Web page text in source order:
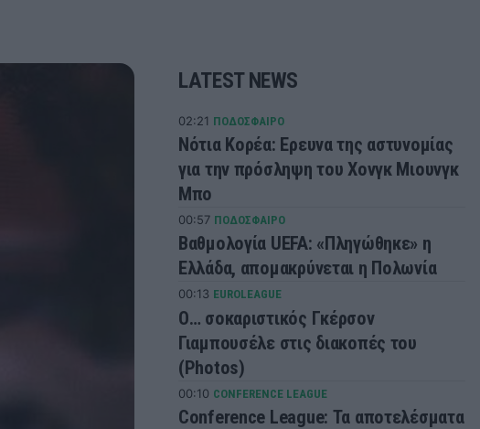
LATEST NEWS
02:21 ΠΟΔΟΣΦΑΙΡΟ
Νότια Κορέα: Ερευνα της αστυνομίας
για την πρόσληψη του Χονγκ Μιουνγκ
Μπo
00:57 ΠΟΔΟΣΦΑΙΡΟ
Βαθμολογία UEFA: «Πληγώθηκε» η
Ελλάδα, απομακρύνεται η Πολωνία
00:13 EUROLEAGUE
Ο… σοκαριστικός Γκέρσον
Γιαμπουσέλε στις διακοπές του
(Photos)
00:10 CONFERENCE LEAGUE
Conference League: Τα αποτελέσματα